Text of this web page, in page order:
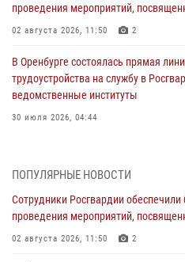
проведения мероприятий,
02 августа 2026, 11:50 2
В Оренбурге состоялась прямая
трудоустройства на службу в
ведомственные институты
30 июля 2026, 04:44
28 июля 2026, 09:41 1
Росгвардейцы обеспечили
ВМФ в Оренбурге
27 июля 2026, 14:36 2
ПОПУЛЯРНЫЕ НОВОСТИ
Сотрудники Росгвардии обеспечили
проведения мероприятий,
02 августа 2026, 11:50 2